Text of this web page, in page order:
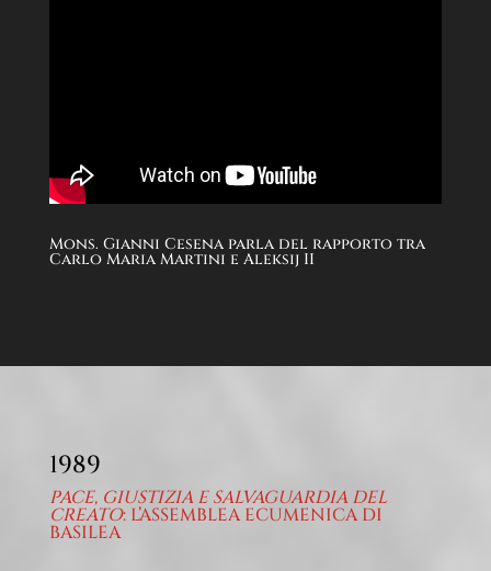
Mons. Gianni Cesena parla del rapporto tra
Carlo Maria Martini e Aleksij II
1989
PACE, GIUSTIZIA E SALVAGUARDIA DEL
CREATO: L’ASSEMBLEA ECUMENICA DI
BASILEA